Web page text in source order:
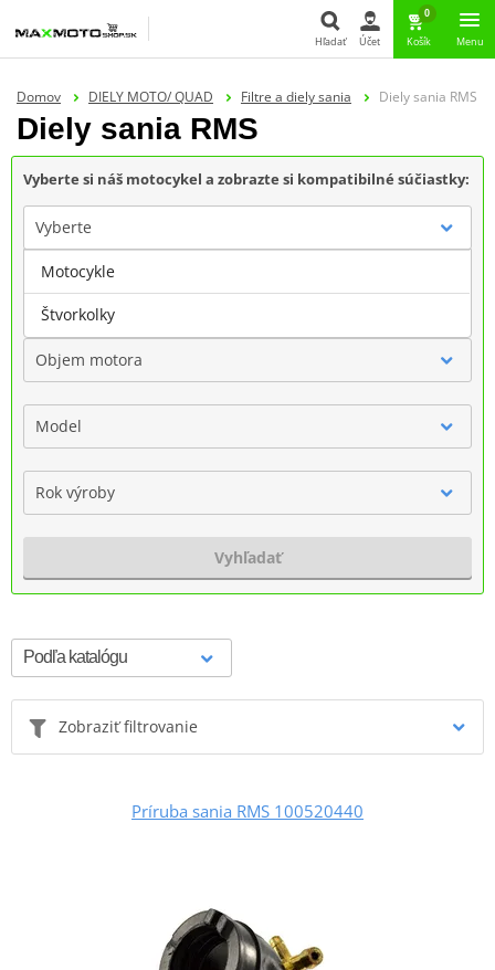
Hľadať
Hľadať Účet
0
Košík Menu
Domov DIELY MOTO/ QUAD Filtre a diely sania Diely sania RMS
Diely sania RMS
Vyberte si náš motocykel a zobrazte si kompatibilné súčiastky:
Vyberte
Značka
Objem motora
Model
Rok výroby
Vyhľadať
Zobraziť filtrovanie
Príruba sania RMS 100520440
Motocykle
Štvorkolky